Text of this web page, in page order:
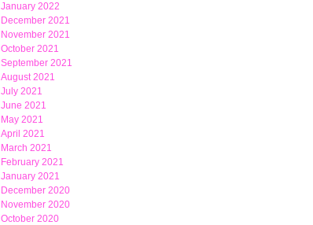
January 2022
December 2021
November 2021
October 2021
September 2021
August 2021
July 2021
June 2021
May 2021
April 2021
March 2021
February 2021
January 2021
December 2020
November 2020
October 2020